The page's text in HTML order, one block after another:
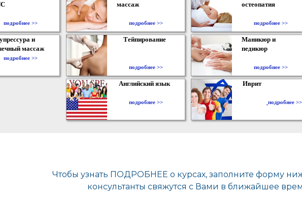
подробнее >>
массаж
подробнее >>
остеопатия
подробнее >>
и
массаж
подробнее >>
Тейпирование
подробнее >>
Маникюр и
педикюр
подробнее >>
Английский язык
подробнее >>
Иврит
подробнее >>